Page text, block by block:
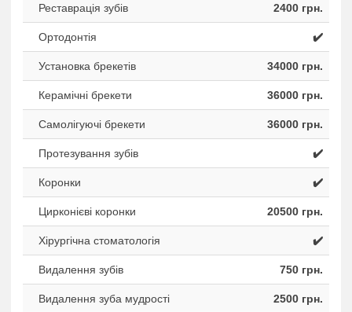
Реставрація зубів 2400 грн.
Ортодонтія ✔️
Установка брекетів 34000 грн.
Керамічні брекети 36000 грн.
Самолігуючі брекети 36000 грн.
Протезування зубів ✔️
Коронки ✔️
Цирконієві коронки 20500 грн.
Хірургічна стоматологія ✔️
Видалення зубів 750 грн.
Видалення зуба мудрості 2500 грн.